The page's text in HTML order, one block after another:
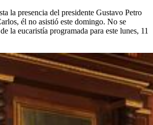
la presencia del presidente Gustavo Petro
él no asistió este domingo. No se
la eucaristía programada para este lunes, 11